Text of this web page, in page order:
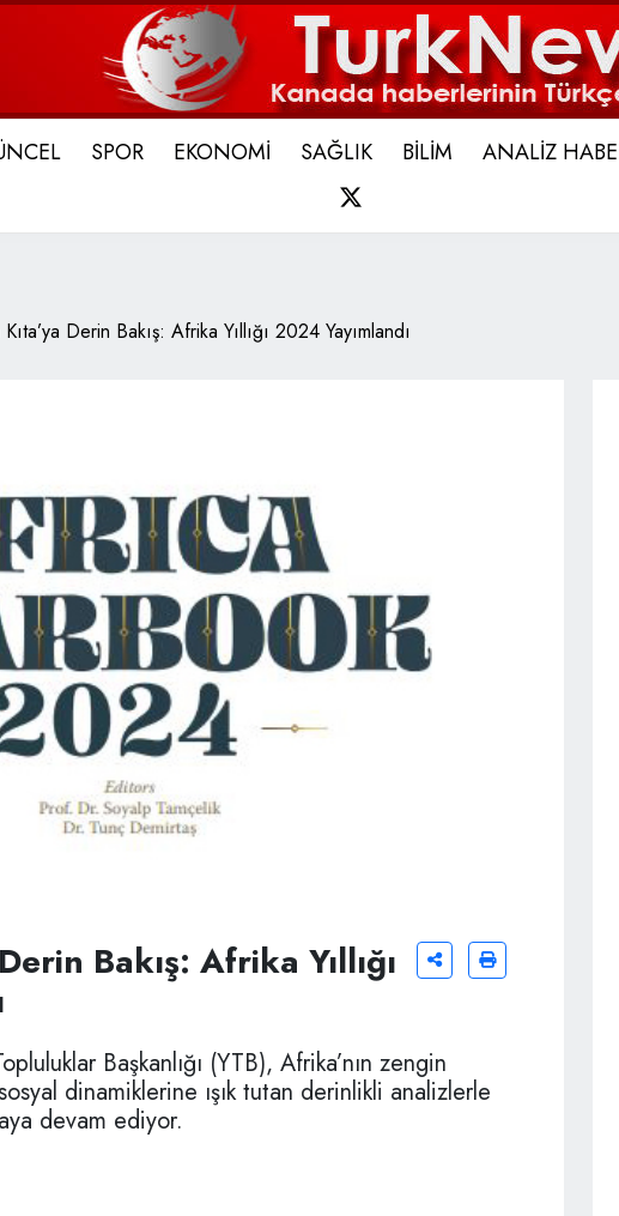
SPOR EKONOMİ SAĞLIK BİLİM ANALİZ
Derin Bakış: Afrika Yıllığı 2024 Yayımlandı
Bakış: Afrika Yıllığı
Başkanlığı (YTB), Afrika’nın zengin
dinamiklerine ışık tutan derinlikli analizlerle
devam ediyor.